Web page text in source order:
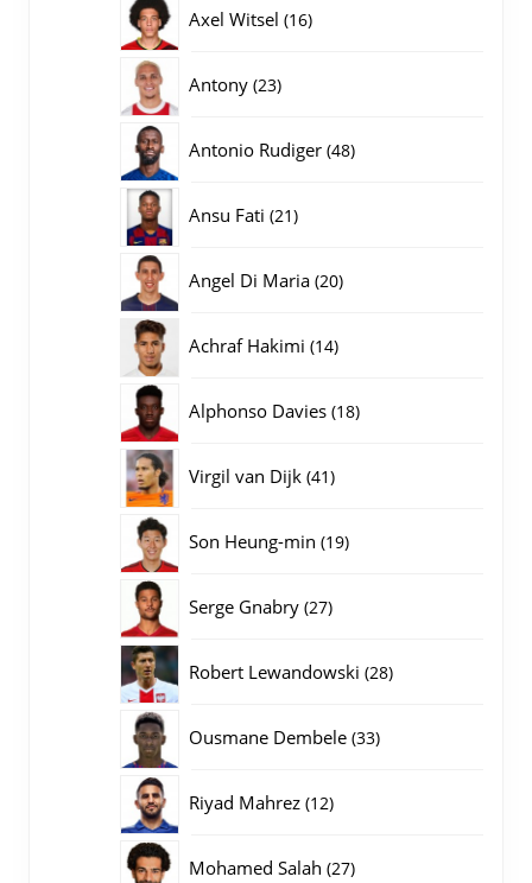
Axel Witsel 1616
Antony 2323
Antonio Rudiger 4848
Ansu Fati 2121
Angel Di Maria 2020
Achraf Hakimi 1414
Alphonso Davies 1818
Virgil van Dijk 4141
Son Heung-min 1919
Serge Gnabry 2727
Robert Lewandowski 2828
Ousmane Dembele 3333
Riyad Mahrez 1212
Mohamed Salah 2727